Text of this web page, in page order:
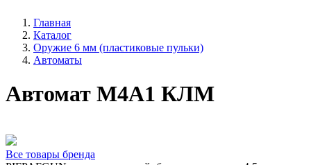
Главная
Каталог
Оружие 6 мм (пластиковые пульки)
Автоматы
Автомат M4А1 КЛМ
Все товары бренда